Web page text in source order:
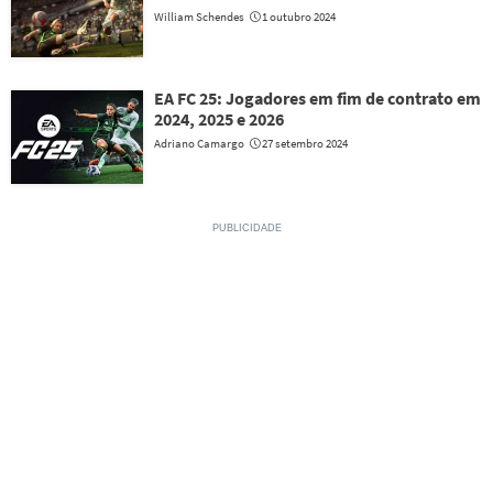
William Schendes 1 outubro 2024
EA FC 25: Jogadores em fim de contrato em
2024, 2025 e 2026
Adriano Camargo 27 setembro 2024